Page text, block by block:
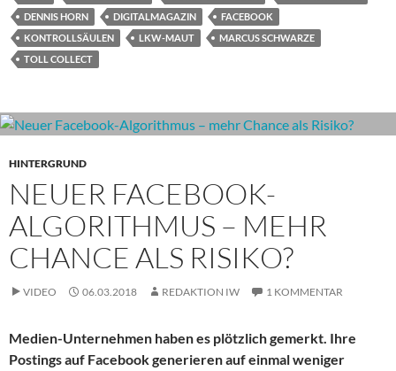
DENNIS HORN
DIGITALMAGAZIN
FACEBOOK
KONTROLLSÄULEN
LKW-MAUT
MARCUS SCHWARZE
TOLL COLLECT
HINTERGRUND
NEUER FACEBOOK-
ALGORITHMUS – MEHR
CHANCE ALS RISIKO?
VIDEO 06.03.2018 REDAKTION IW 1 KOMMENTAR
Medien-Unternehmen haben es plötzlich gemerkt. Ihre
Postings auf Facebook generieren auf einmal weniger